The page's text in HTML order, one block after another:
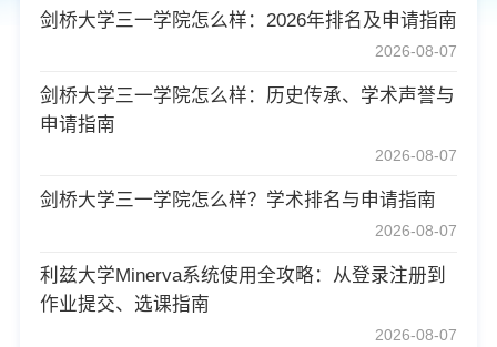
剑桥大学三一学院怎么样：2026年排名及申请指南
2026-08-07
剑桥大学三一学院怎么样：历史传承、学术声誉与
申请指南
2026-08-07
剑桥大学三一学院怎么样？学术排名与申请指南
2026-08-07
利兹大学Minerva系统使用全攻略：从登录注册到
作业提交、选课指南
2026-08-07